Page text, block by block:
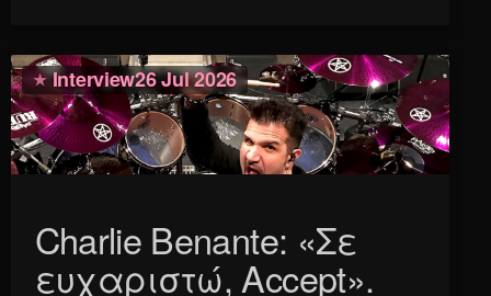
Interview26 Jul 2026
Charlie Benante: «Σε
ευχαριστώ, Accept».